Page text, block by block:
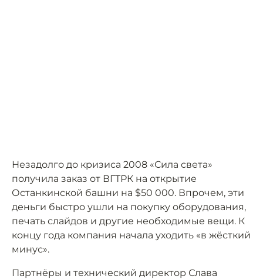
Незадолго до кризиса 2008 «Сила света»
получила заказ от ВГТРК на открытие
Останкинской башни на $50 000. Впрочем, эти
деньги быстро ушли на покупку оборудования,
печать слайдов и другие необходимые вещи. К
концу года компания начала уходить «в жёсткий
минус».
Партнёры и технический директор Слава